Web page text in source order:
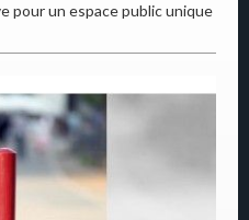
pour un espace public unique